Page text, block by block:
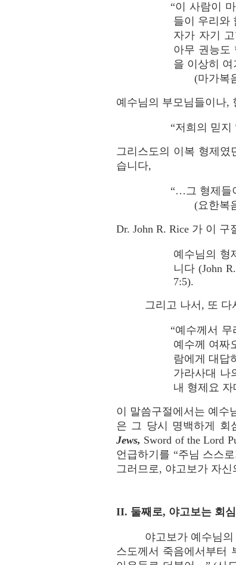
“이 사람이
들이 우리와
자가 자기
아무 권능도
을 이상히 여
(마가복음
예수님의 부모님들이나,
“저희의 믿지
그리스도의 이복 형제
습니다,
“…그 형제들
(요한복
Dr. John R. Rice 가 이
예수님의 형
니다 (John
7:5).
그리고 나서, 또
“예수께서
예수께 여짜
람에게 대답
가라사대 나
내 형제요 자
이 말씀구절에서는 예수
은 그 당시 명백하게 회
Jews, Sword of the Lord
언급하기를 “주님 스스
그러므로, 야고보가 자
II. 둘째로, 야고보는 회
야고보가 예수님
스도께서 죽음에서부터